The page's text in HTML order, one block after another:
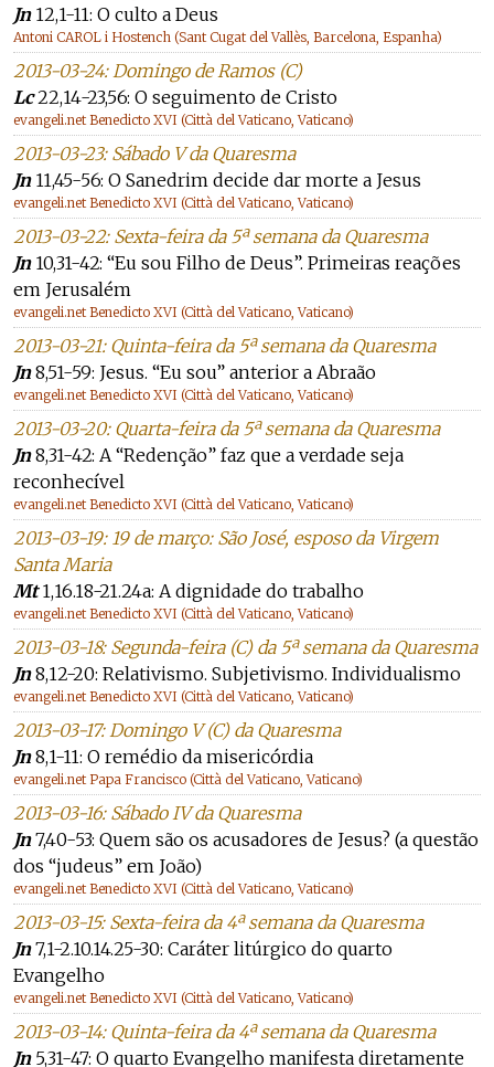
Jn12,1-11: O culto a Deus
Antoni CAROL i Hostench (Sant Cugat del Vallès, Barcelona, Espanha)
2013-03-24: Domingo de Ramos (C)
Lc22,14-23,56: O seguimento de Cristo
evangeli.net Benedicto XVI (Città del Vaticano, Vaticano)
2013-03-23: Sábado V da Quaresma
Jn11,45-56: O Sanedrim decide dar morte a Jesus
evangeli.net Benedicto XVI (Città del Vaticano, Vaticano)
2013-03-22: Sexta-feira da 5ª semana da Quaresma
Jn10,31-42: “Eu sou Filho de Deus”. Primeiras reações
em Jerusalém
evangeli.net Benedicto XVI (Città del Vaticano, Vaticano)
2013-03-21: Quinta-feira da 5ª semana da Quaresma
Jn8,51-59: Jesus. “Eu sou” anterior a Abraão
evangeli.net Benedicto XVI (Città del Vaticano, Vaticano)
2013-03-20: Quarta-feira da 5ª semana da Quaresma
Jn8,31-42: A “Redenção” faz que a verdade seja
reconhecível
evangeli.net Benedicto XVI (Città del Vaticano, Vaticano)
2013-03-19: 19 de março: São José, esposo da Virgem
Santa Maria
Mt1,16.18-21.24a: A dignidade do trabalho
evangeli.net Benedicto XVI (Città del Vaticano, Vaticano)
2013-03-18: Segunda-feira (C) da 5ª semana da Quaresma
Jn8,12-20: Relativismo. Subjetivismo. Individualismo
evangeli.net Benedicto XVI (Città del Vaticano, Vaticano)
2013-03-17: Domingo V (C) da Quaresma
Jn8,1-11: O remédio da misericórdia
evangeli.net Papa Francisco (Città del Vaticano, Vaticano)
2013-03-16: Sábado IV da Quaresma
Jn7,40-53: Quem são os acusadores de Jesus? (a questão
dos “judeus” em João)
evangeli.net Benedicto XVI (Città del Vaticano, Vaticano)
2013-03-15: Sexta-feira da 4ª semana da Quaresma
Jn7,1-2.10.14.25-30: Caráter litúrgico do quarto
Evangelho
evangeli.net Benedicto XVI (Città del Vaticano, Vaticano)
2013-03-14: Quinta-feira da 4ª semana da Quaresma
Jn5,31-47: O quarto Evangelho manifesta diretamente